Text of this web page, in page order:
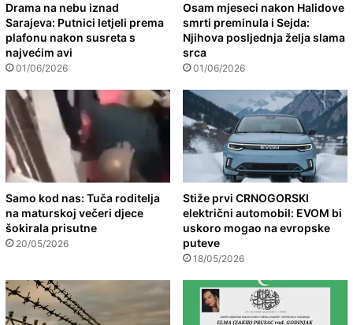
Drama na nebu iznad
Sarajeva: Putnici letjeli prema
plafonu nakon susreta s
najvećim avi
01/06/2026
Osam mjeseci nakon Halidove
smrti preminula i Sejda:
Njihova posljednja želja slama
srca
01/06/2026
Samo kod nas: Tuča roditelja
na maturskoj večeri djece
šokirala prisutne
20/05/2026
Stiže prvi CRNOGORSKI
električni automobil: EVOM bi
uskoro mogao na evropske
puteve
18/05/2026